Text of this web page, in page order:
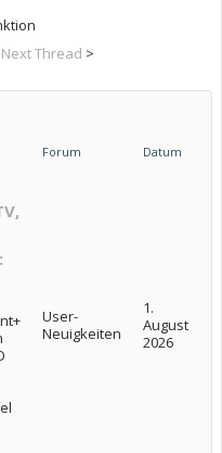
Next Thread >
Forum Datum
User-
Neuigkeiten
1.
August
2026